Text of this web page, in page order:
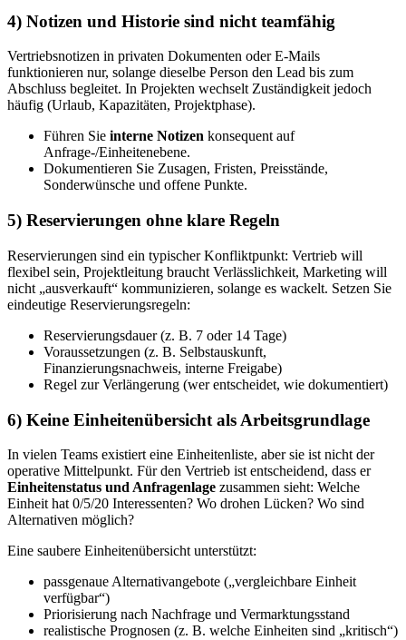
4) Notizen und Historie sind nicht teamfähig
Vertriebsnotizen in privaten Dokumenten oder E-Mails
funktionieren nur, solange dieselbe Person den Lead bis zum
Abschluss begleitet. In Projekten wechselt Zuständigkeit jedoch
häufig (Urlaub, Kapazitäten, Projektphase).
Führen Sie interne Notizen konsequent auf
Anfrage-/Einheitenebene.
Dokumentieren Sie Zusagen, Fristen, Preisstände,
Sonderwünsche und offene Punkte.
5) Reservierungen ohne klare Regeln
Reservierungen sind ein typischer Konfliktpunkt: Vertrieb will
flexibel sein, Projektleitung braucht Verlässlichkeit, Marketing will
nicht „ausverkauft“ kommunizieren, solange es wackelt. Setzen Sie
eindeutige Reservierungsregeln:
Reservierungsdauer (z. B. 7 oder 14 Tage)
Voraussetzungen (z. B. Selbstauskunft,
Finanzierungsnachweis, interne Freigabe)
Regel zur Verlängerung (wer entscheidet, wie dokumentiert)
6) Keine Einheitenübersicht als Arbeitsgrundlage
In vielen Teams existiert eine Einheitenliste, aber sie ist nicht der
operative Mittelpunkt. Für den Vertrieb ist entscheidend, dass er
Einheitenstatus und Anfragenlage zusammen sieht: Welche
Einheit hat 0/5/20 Interessenten? Wo drohen Lücken? Wo sind
Alternativen möglich?
Eine saubere Einheitenübersicht unterstützt:
passgenaue Alternativangebote („vergleichbare Einheit
verfügbar“)
Priorisierung nach Nachfrage und Vermarktungsstand
realistische Prognosen (z. B. welche Einheiten sind „kritisch“)